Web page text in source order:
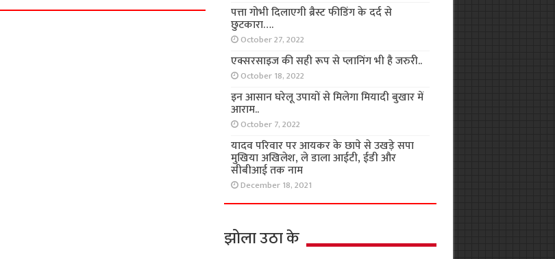
पत्ता गोभी दिलाएगी ब्रैस्ट फीडिंग के दर्द से
छुटकारा….
October 27, 2022
एक्सरसाइज की सही रूप से प्लानिंग भी है जरुरी..
October 18, 2022
इन आसान घरेलू उपायों से मिलेगा मियादी बुखार में
आराम..
October 7, 2022
यादव परिवार पर आयकर के छापे से उखड़े सपा
मुखिया अखिलेश, ले डाला आईटी, ईडी और
सीबीआई तक नाम
December 18, 2021
झोला उठा के